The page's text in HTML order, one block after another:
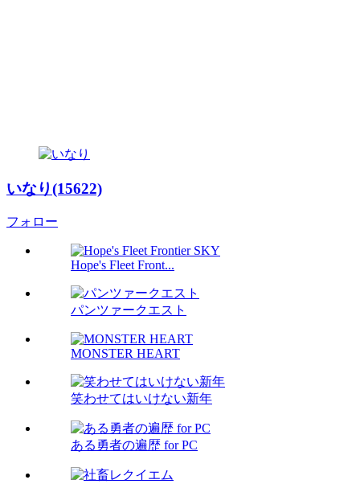
いなり(15622)
フォロー
Hope's Fleet Front...
パンツァークエスト
MONSTER HEART
笑わせてはいけない新年
ある勇者の遍歴 for PC